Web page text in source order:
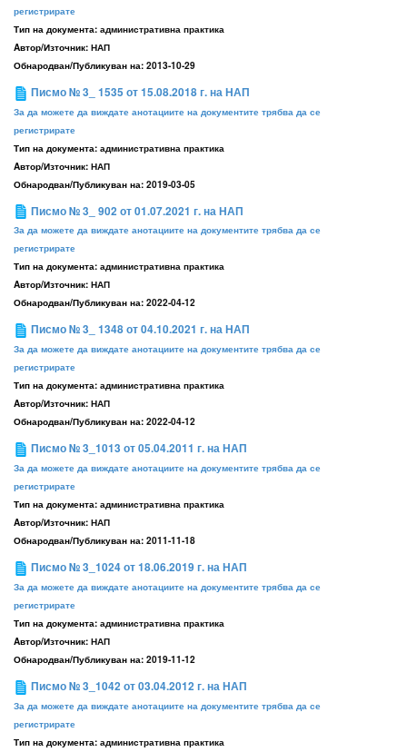
регистрирате
Тип на документа: административна практика
Aвтор/Източник: НАП
Обнародван/Публикуван на: 2013-10-29
Писмо № 3_ 1535 от 15.08.2018 г. на НАП
За да можете да виждате анотациите на документите трябва да се
регистрирате
Тип на документа: административна практика
Aвтор/Източник: НАП
Обнародван/Публикуван на: 2019-03-05
Писмо № 3_ 902 от 01.07.2021 г. на НАП
За да можете да виждате анотациите на документите трябва да се
регистрирате
Тип на документа: административна практика
Aвтор/Източник: НАП
Обнародван/Публикуван на: 2022-04-12
Писмо № 3_ 1348 от 04.10.2021 г. на НАП
За да можете да виждате анотациите на документите трябва да се
регистрирате
Тип на документа: административна практика
Aвтор/Източник: НАП
Обнародван/Публикуван на: 2022-04-12
Писмо № 3_1013 от 05.04.2011 г. на НАП
За да можете да виждате анотациите на документите трябва да се
регистрирате
Тип на документа: административна практика
Aвтор/Източник: НАП
Обнародван/Публикуван на: 2011-11-18
Писмо № 3_1024 от 18.06.2019 г. на НАП
За да можете да виждате анотациите на документите трябва да се
регистрирате
Тип на документа: административна практика
Aвтор/Източник: НАП
Обнародван/Публикуван на: 2019-11-12
Писмо № 3_1042 от 03.04.2012 г. на НАП
За да можете да виждате анотациите на документите трябва да се
регистрирате
Тип на документа: административна практика